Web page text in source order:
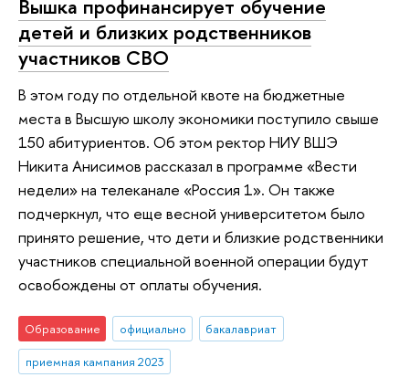
Вышка профинансирует обучение
детей и близких родственников
участников СВО
В этом году по отдельной квоте на бюджетные
места в Высшую школу экономики поступило свыше
150 абитуриентов. Об этом ректор НИУ ВШЭ
Никита Анисимов рассказал в программе «Вести
недели» на телеканале «Россия 1». Он также
подчеркнул, что еще весной университетом было
принято решение, что дети и близкие родственники
участников специальной военной операции будут
освобождены от оплаты обучения.
Образование официально
бакалавриат
приемная кампания 2023